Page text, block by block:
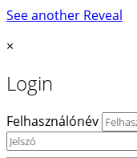
See another Reveal
×
Login
Felhasználónév